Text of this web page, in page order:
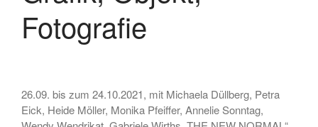
Skulptur
• Ausstellung – »ZAUNGÄSTE«
– Grafik, Malerei, Fotografie,
Fotografie
26.09. bis zum 24.10.2021, mit Michaela Düllberg, Petra
Eick, Heide Möller, Monika Pfeiffer, Annelie Sonntag,